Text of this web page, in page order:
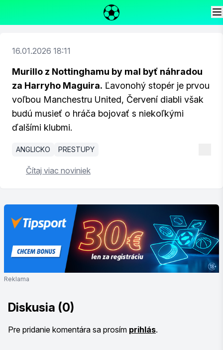
16.01.2026 18:11
Murillo z Nottinghamu by mal byť náhradou
za Harryho Maguira. Ľavonohý stopér je prvou
voľbou Manchestru United, Červení diabli však
budú musieť o hráča bojovať s niekoľkými
ďalšími klubmi.
ANGLICKO PRESTUPY
Čítaj viac noviniek
Reklama
Diskusia (0)
Pre pridanie komentára sa prosím prihlás.